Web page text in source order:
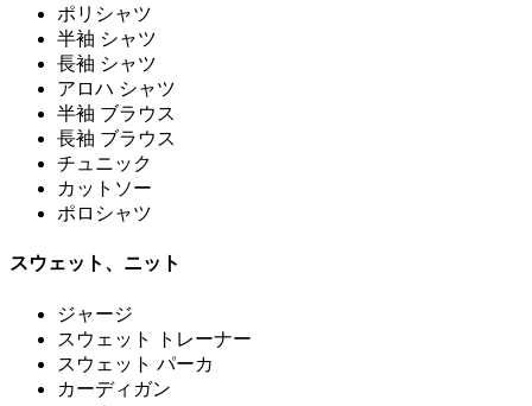
ポリシャツ
半袖 シャツ
長袖 シャツ
アロハ シャツ
半袖 ブラウス
長袖 ブラウス
チュニック
カットソー
ポロシャツ
スウェット、ニット
ジャージ
スウェット トレーナー
スウェット パーカ
カーディガン